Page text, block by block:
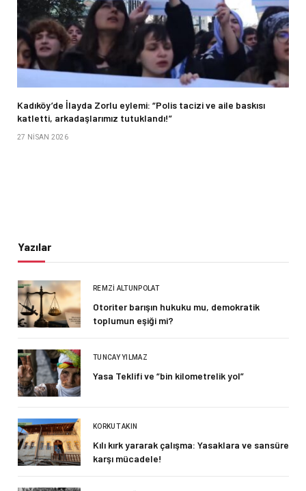
Kadıköy’de İlayda Zorlu eylemi: “Polis tacizi ve aile baskısı
katletti, arkadaşlarımız tutuklandı!”
27 NISAN 2026
Yazılar
REMZI ALTUNPOLAT
Otoriter barışın hukuku mu, demokratik
toplumun eşiği mi?
TUNCAY YILMAZ
Yasa Teklifi ve “bin kilometrelik yol”
KORKUT AKIN
Kılı kırk yararak çalışma: Yasaklara ve sansüre
karşı mücadele!